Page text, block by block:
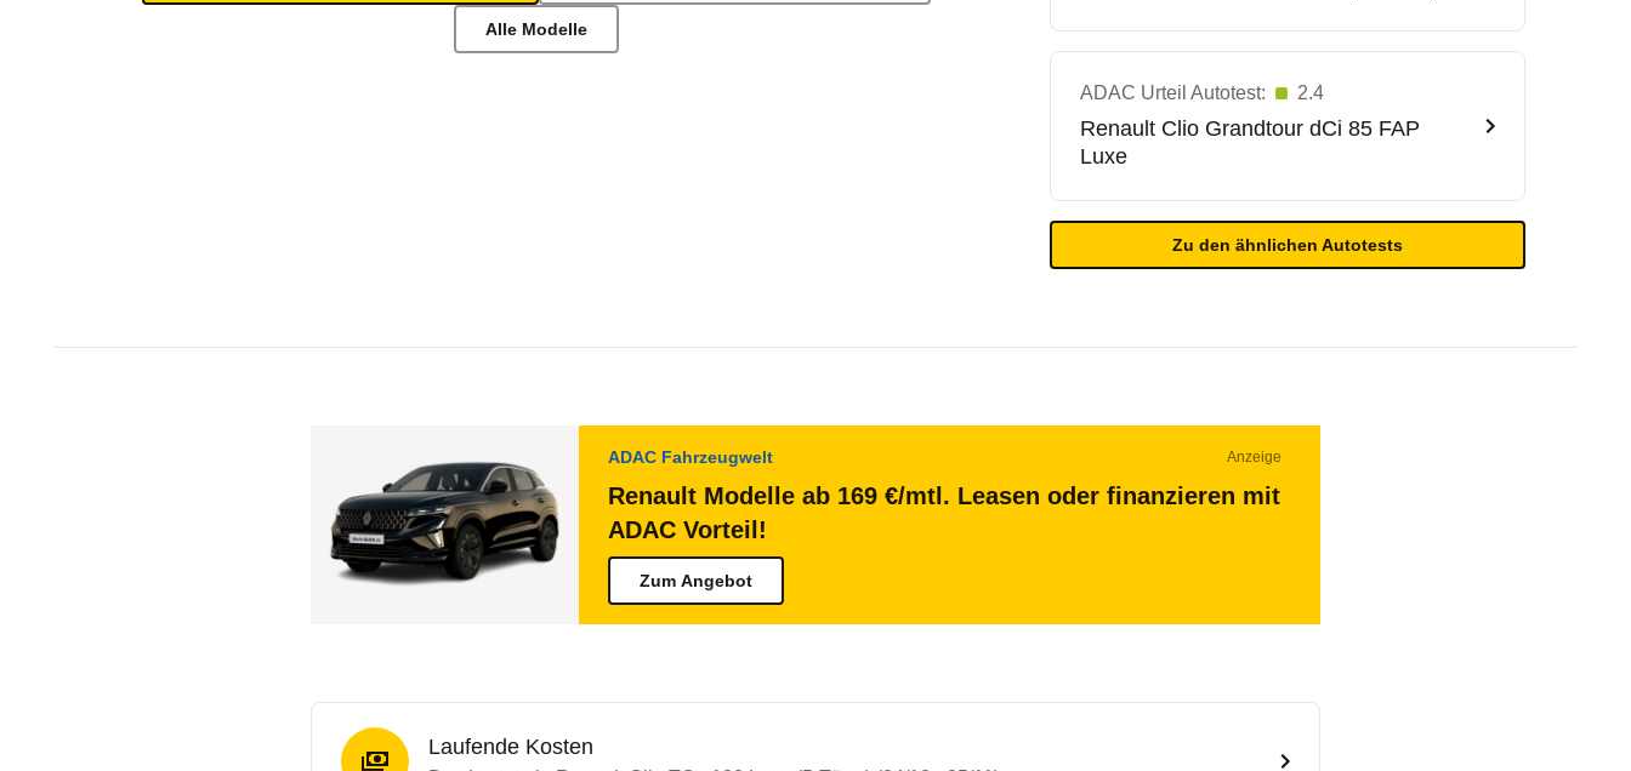
Alle Modelle
ADAC Urteil Autotest: 2.4
Renault Clio Grandtour dCi 85 FAP
Luxe
Zu den ähnlichen Autotests
ADAC Fahrzeugwelt Anzeige
Renault Modelle ab 169 €/mtl. Leasen oder finanzieren mit
ADAC Vorteil!
Zum Angebot
Laufende Kosten